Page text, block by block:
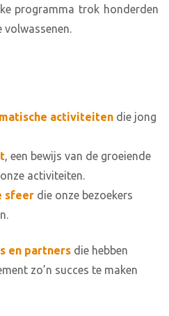
programma trok honderden
volwassenen.
activiteiten die jong
, een bewijs van de groeiende
activiteiten.
sfeer die onze bezoekers
en partners die hebben
zo’n succes te maken